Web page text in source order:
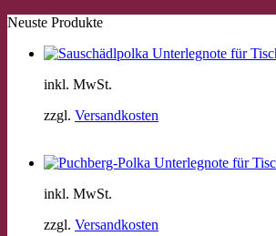
Neuste Produkte
inkl. MwSt.
zzgl. Versandkosten
inkl. MwSt.
zzgl. Versandkosten